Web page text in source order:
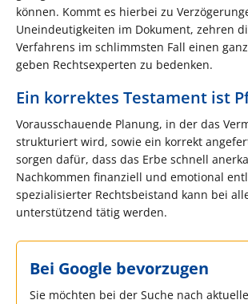
können. Kommt es hierbei zu
Uneindeutigkeiten im Dokument, zehren
Verfahrens im schlimmsten Fall einen
geben Rechtsexperten zu bedenken.
Ein korrektes Testament ist
Vorausschauende Planung, in der das
strukturiert wird, sowie ein korrekt
sorgen dafür, dass das Erbe schnell
Nachkommen finanziell und emotional
spezialisierter Rechtsbeistand kann bei
unterstützend tätig werden.
Bei Google bevorzugen
Sie möchten bei der Suche nach